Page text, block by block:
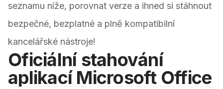
seznamu níže, porovnat verze a ihned si stáhnout
bezpečné, bezplatné a plně kompatibilní
kancelářské nástroje!
Oficiální stahování
aplikací Microsoft Office